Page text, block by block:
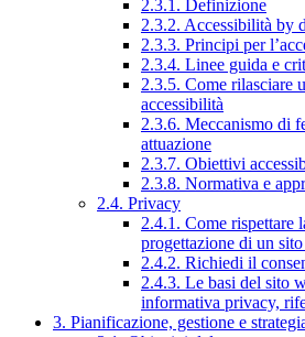
2.3.1. Definizione
2.3.2. Accessibilità by
2.3.3. Principi per
2.3.4. Linee guida e
2.3.5. Come rilasciare
accessibilità
2.3.6. Meccanismo di
attuazione
2.3.7. Obiettivi
2.3.8. Normativa e
2.4. Privacy
2.4.1. Come rispettare
progettazione di un
2.4.2. Richiedi il
2.4.3. Le basi del sito
informativa privacy,
3. Pianificazione, gestione e